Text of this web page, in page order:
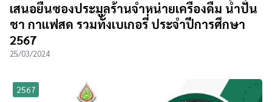
เสนอยื่นซองประมูลร้านจำหน่ายเครื่องดื่ม น้ำปั่น
ชา กาแฟสด รวมทั้งเบเกอรี่ ประจำปีการศึกษา
2567
25/03/2024
2567